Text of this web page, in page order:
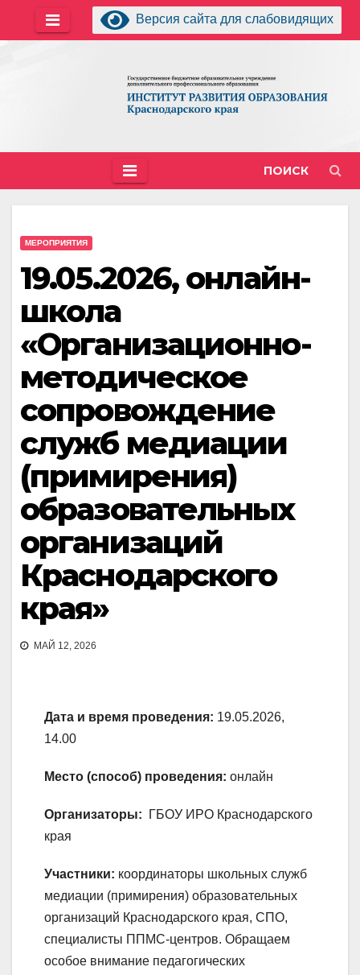
Версия сайта для слабовидящих
ПОИСК
МЕРОПРИЯТИЯ
19.05.2026, онлайн-
школа
«Организационно-
методическое
сопровождение
служб медиации
(примирения)
образовательных
организаций
Краснодарского
края»
МАЙ 12, 2026
Дата и время проведения: 19.05.2026,
14.00
Место (способ) проведения: онлайн
Организаторы:
ГБОУ ИРО Краснодарского
края
Участники: координаторы школьных служб
медиации (примирения) образовательных
организаций Краснодарского края, СПО,
специалисты ППМС-центров. Обращаем
особое внимание педагогических